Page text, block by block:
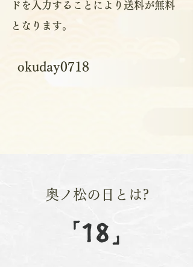
okuday0718
ドを入力することにより送料が無料
となります。
奥ノ松の日とは?